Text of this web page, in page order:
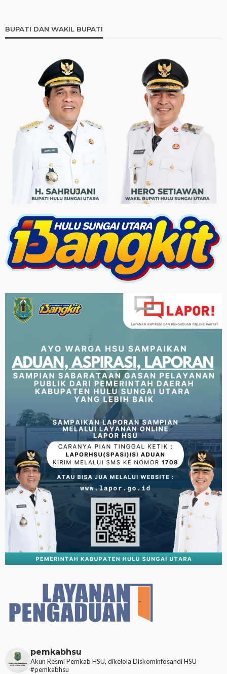
BUPATI DAN WAKIL BUPATI
pemkabhsu
Akun Resmi Pemkab HSU, dikelola Diskominfosandi HSU
#pemkabhsu